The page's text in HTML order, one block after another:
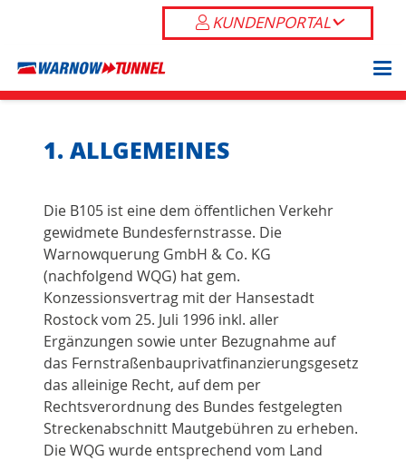
KUNDENPORTAL
1. ALLGEMEINES
Die B105 ist eine dem öffentlichen Verkehr
gewidmete Bundesfernstrasse. Die
Warnowquerung GmbH & Co. KG
(nachfolgend WQG) hat gem.
Konzessionsvertrag mit der Hansestadt
Rostock vom 25. Juli 1996 inkl. aller
Ergänzungen sowie unter Bezugnahme auf
das Fernstraßenbauprivatfinanzierungsgesetz
das alleinige Recht, auf dem per
Rechtsverordnung des Bundes festgelegten
Streckenabschnitt Mautgebühren zu erheben.
Die WQG wurde entsprechend vom Land